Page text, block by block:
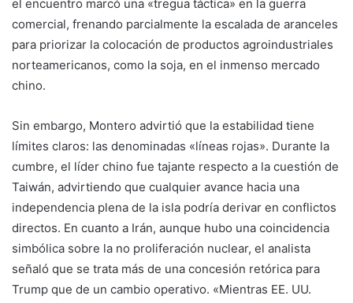
el encuentro marcó una «tregua táctica» en la guerra
comercial, frenando parcialmente la escalada de aranceles
para priorizar la colocación de productos agroindustriales
norteamericanos, como la soja, en el inmenso mercado
chino.
Sin embargo, Montero advirtió que la estabilidad tiene
límites claros: las denominadas «líneas rojas». Durante la
cumbre, el líder chino fue tajante respecto a la cuestión de
Taiwán, advirtiendo que cualquier avance hacia una
independencia plena de la isla podría derivar en conflictos
directos. En cuanto a Irán, aunque hubo una coincidencia
simbólica sobre la no proliferación nuclear, el analista
señaló que se trata más de una concesión retórica para
Trump que de un cambio operativo. «Mientras EE. UU.